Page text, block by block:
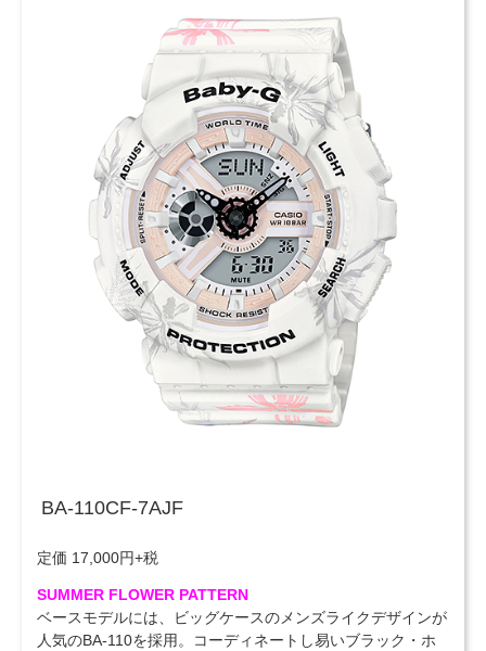
BA-110CF-7AJF
定価 17,000円+税
SUMMER FLOWER PATTERN
ベースモデルには、ビッグケースのメンズライクデザインが
人気のBA-110を採用。コーディネートし易いブラック・ホ